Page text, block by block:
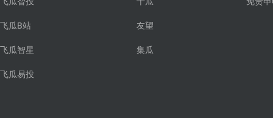
飞瓜B站
飞瓜智星
飞瓜易投
友望
集瓜